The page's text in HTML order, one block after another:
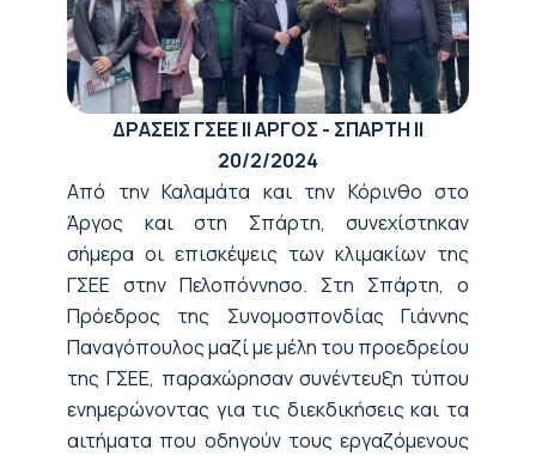
ΔΡΑΣΕΙΣ ΓΣΕΕ || ΑΡΓΟΣ - ΣΠΑΡΤΗ ||
20/2/2024
Από την Καλαμάτα και την Κόρινθο στο
Άργος και στη Σπάρτη, συνεχίστηκαν
σήμερα οι επισκέψεις των κλιμακίων της
ΓΣΕΕ στην Πελοπόννησο. Στη Σπάρτη, ο
Πρόεδρος της Συνομοσπονδίας Γιάννης
Παναγόπουλος μαζί με μέλη του προεδρείου
της ΓΣΕΕ, παραχώρησαν συνέντευξη τύπου
ενημερώνοντας για τις διεκδικήσεις και τα
αιτήματα που οδηγούν τους εργαζόμενους